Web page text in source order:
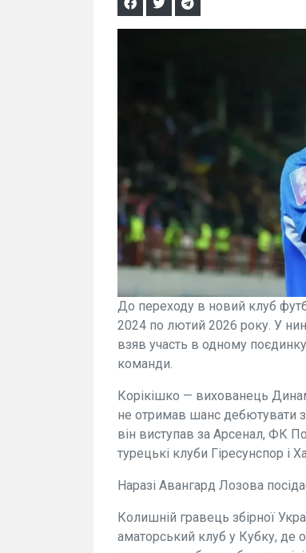
До переходу в новий клуб
2024 по лютий 2026 року. У
взяв участь в одному
команди.
Корікішко — вихованець
не отримав шанс дебютувати
він виступав за Арсенал, ФК
турецькі клуби Гіресунспор і
Наразі Авангард Лозова
Колишній гравець збірної
аматорський клуб у Кубку, де